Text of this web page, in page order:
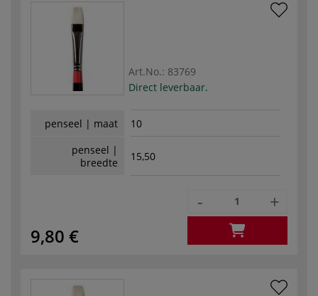
Art.No.: 83769
Direct leverbaar.
penseel | maat
10
penseel |
breedte
15,50
9,80 €
- +